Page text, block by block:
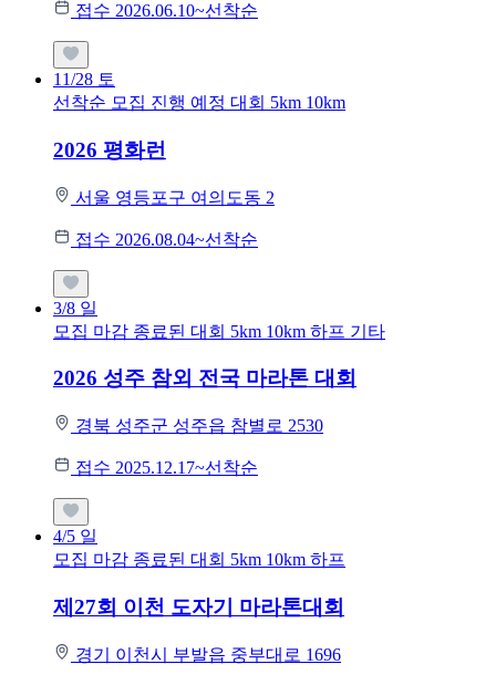
접수 2026.06.10~선착순
11/28 토
선착순 모집 진행 예정 대회 5km 10km
2026 평화런
서울 영등포구 여의도동 2
접수 2026.08.04~선착순
3/8 일
모집 마감 종료된 대회 5km 10km 하프 기타
2026 성주 참외 전국 마라톤 대회
경북 성주군 성주읍 참별로 2530
접수 2025.12.17~선착순
4/5 일
모집 마감 종료된 대회 5km 10km 하프
제27회 이천 도자기 마라톤대회
경기 이천시 부발읍 중부대로 1696